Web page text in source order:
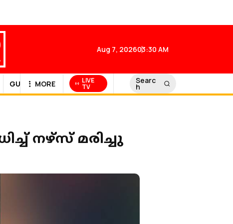
Aug 7, 202603:30 AM
GULF NEWS
MORE LIVE
TV
Searc
h
നഴ്‌സ് മരിച്ചു